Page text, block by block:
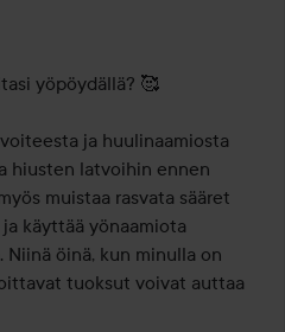
yöpöydällä? 🥰
ja huulinaamiosta
hiusten latvoihin ennen
muistaa rasvata sääret
käyttää yönaamiota
Niinä öinä, kun minulla on
tuoksut voivat auttaa